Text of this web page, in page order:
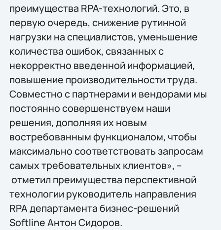
преимущества RPA-технологий. Это, в
первую очередь, снижение рутинной
нагрузки на специалистов, уменьшение
количества ошибок, связанных с
некорректно введенной информацией,
повышение производительности труда.
Совместно с партнерами и вендорами мы
постоянно совершенствуем наши
решения, дополняя их новым
востребованным функционалом, чтобы
максимально соответствовать запросам
самых требовательных клиентов», –
отметил преимущества перспективной
технологии руководитель направления
RPA департамента бизнес-решений
Softline Антон Сидоров.